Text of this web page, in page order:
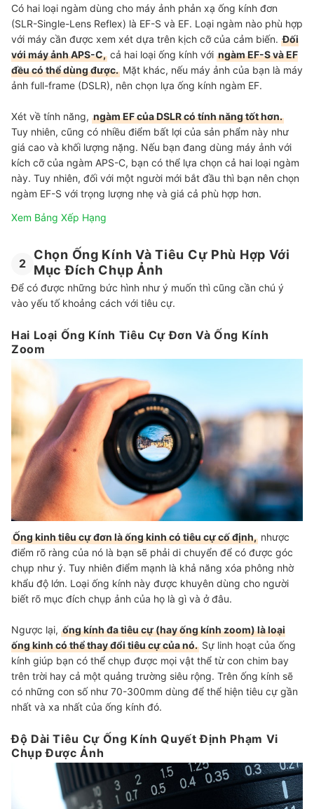
Có hai loại ngàm dùng cho máy ảnh phản xạ ống kính đơn
(SLR-Single-Lens Reflex) là EF-S và EF. Loại ngàm nào phù hợp
với máy cần được xem xét dựa trên kịch cỡ của cảm biến. Đối
với máy ảnh APS-C, cả hai loại ống kính với ngàm EF-S và EF
đều có thể dùng được. Mặt khác, nếu máy ảnh của bạn là máy
ảnh full-frame (DSLR), nên chọn lựa ống kính ngàm EF.
Xét về tính năng, ngàm EF của DSLR có tính năng tốt hơn.
Tuy nhiên, cũng có nhiều điểm bất lợi của sản phẩm này như
giá cao và khối lượng nặng. Nếu bạn đang dùng máy ảnh với
kích cỡ của ngàm APS-C, bạn có thể lựa chọn cả hai loại ngàm
này. Tuy nhiên, đối với một người mới bắt đầu thì bạn nên chọn
ngàm EF-S với trọng lượng nhẹ và giá cả phù hợp hơn.
Xem Bảng Xếp Hạng
2
Chọn Ống Kính Và Tiêu Cự Phù Hợp Với
Mục Đích Chụp Ảnh
Để có được những bức hình như ý muốn thì cũng cần chú ý
vào yếu tố khoảng cách với tiêu cự.
Hai Loại Ống Kính Tiêu Cự Đơn Và Ống Kính
Zoom
Ống kinh tiêu cự đơn là ống kinh có tiêu cự cố định, nhược
điểm rõ ràng của nó là bạn sẽ phải di chuyển để có được góc
chụp như ý. Tuy nhiên điểm mạnh là khả năng xóa phông nhờ
khẩu độ lớn. Loại ống kính này được khuyên dùng cho người
biết rõ mục đích chụp ảnh của họ là gì và ở đâu.
Ngược lại, ống kính đa tiêu cự (hay ống kính zoom) là loại
ống kinh có thể thay đổi tiêu cự của nó. Sự linh hoạt của ống
kính giúp bạn có thể chụp được mọi vật thể từ con chim bay
trên trời hay cả một quảng trường siêu rộng. Trên ống kính sẽ
có những con số như 70-300mm dùng để thể hiện tiêu cự gần
nhất và xa nhất của ống kính đó.
Độ Dài Tiêu Cự Ống Kính Quyết Định Phạm Vi
Chụp Được Ảnh